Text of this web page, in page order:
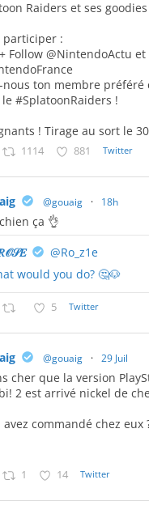
Raiders et ses goodies
participer :
Follow @NintendoActu et
nous ton membre préféré
le #SplatoonRaiders !
! Tirage au sort le
1114 881 Twitter
@gouaig · 18h
ça 👌
@Ro_z1e
would you do? 🤔🐶
5 Twitter
@gouaig · 29 Juil
cher que la version
2 est arrivé nickel de
avez commandé chez eux
1 14 Twitter